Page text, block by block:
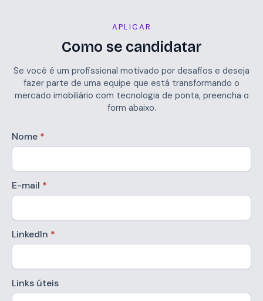
APLICAR
Como se candidatar
Se você é um profissional motivado por desafios e deseja
fazer parte de uma equipe que está transformando o
mercado imobiliário com tecnologia de ponta, preencha o
form abaixo.
Nome *
E-mail *
LinkedIn *
Links úteis